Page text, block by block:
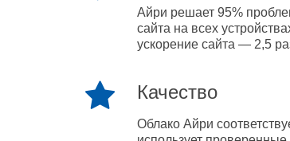
Айри решает 95%
сайта на всех
ускорение сайта — 2,5
Качество
Облако Айри